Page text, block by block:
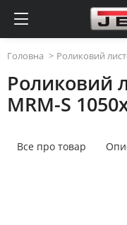
Головна Роликовий
Роликовий
MRM-S
Все про товар